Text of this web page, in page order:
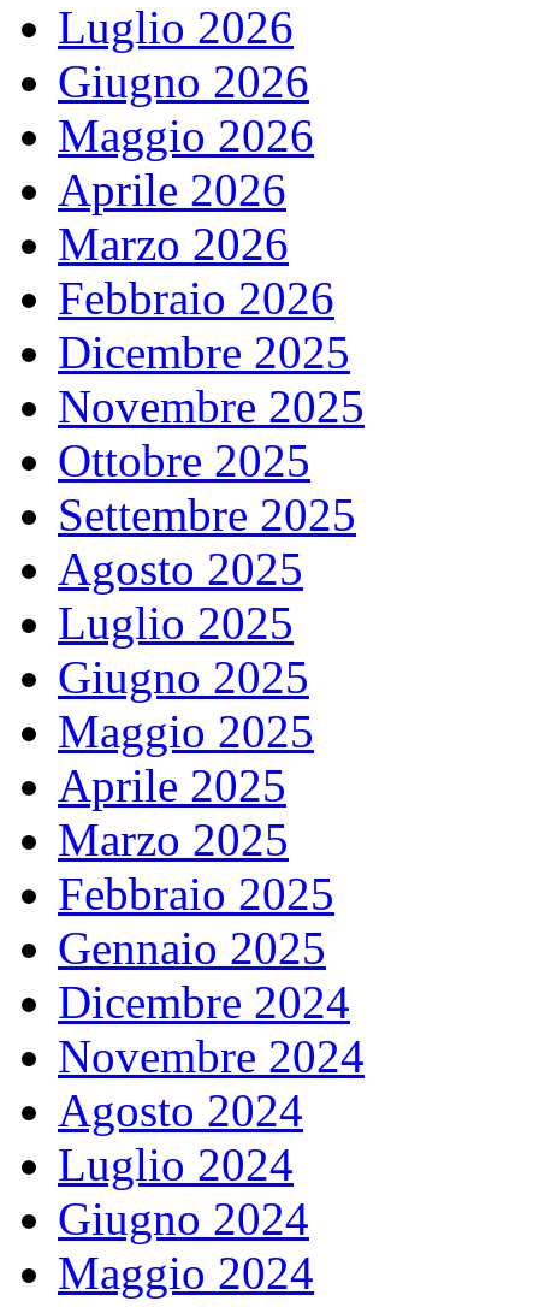
Luglio 2026
Giugno 2026
Maggio 2026
Aprile 2026
Marzo 2026
Febbraio 2026
Dicembre 2025
Novembre 2025
Ottobre 2025
Settembre 2025
Agosto 2025
Luglio 2025
Giugno 2025
Maggio 2025
Aprile 2025
Marzo 2025
Febbraio 2025
Gennaio 2025
Dicembre 2024
Novembre 2024
Agosto 2024
Luglio 2024
Giugno 2024
Maggio 2024